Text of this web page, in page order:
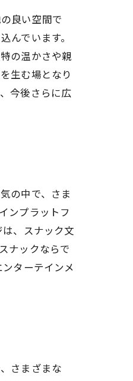
良い空間で
んでいます。
の温かさや親
生む場となり
今後さらに広
の中で、さま
ンプラットフ
、スナック文
ナックならで
ターテインメ
さまざまな